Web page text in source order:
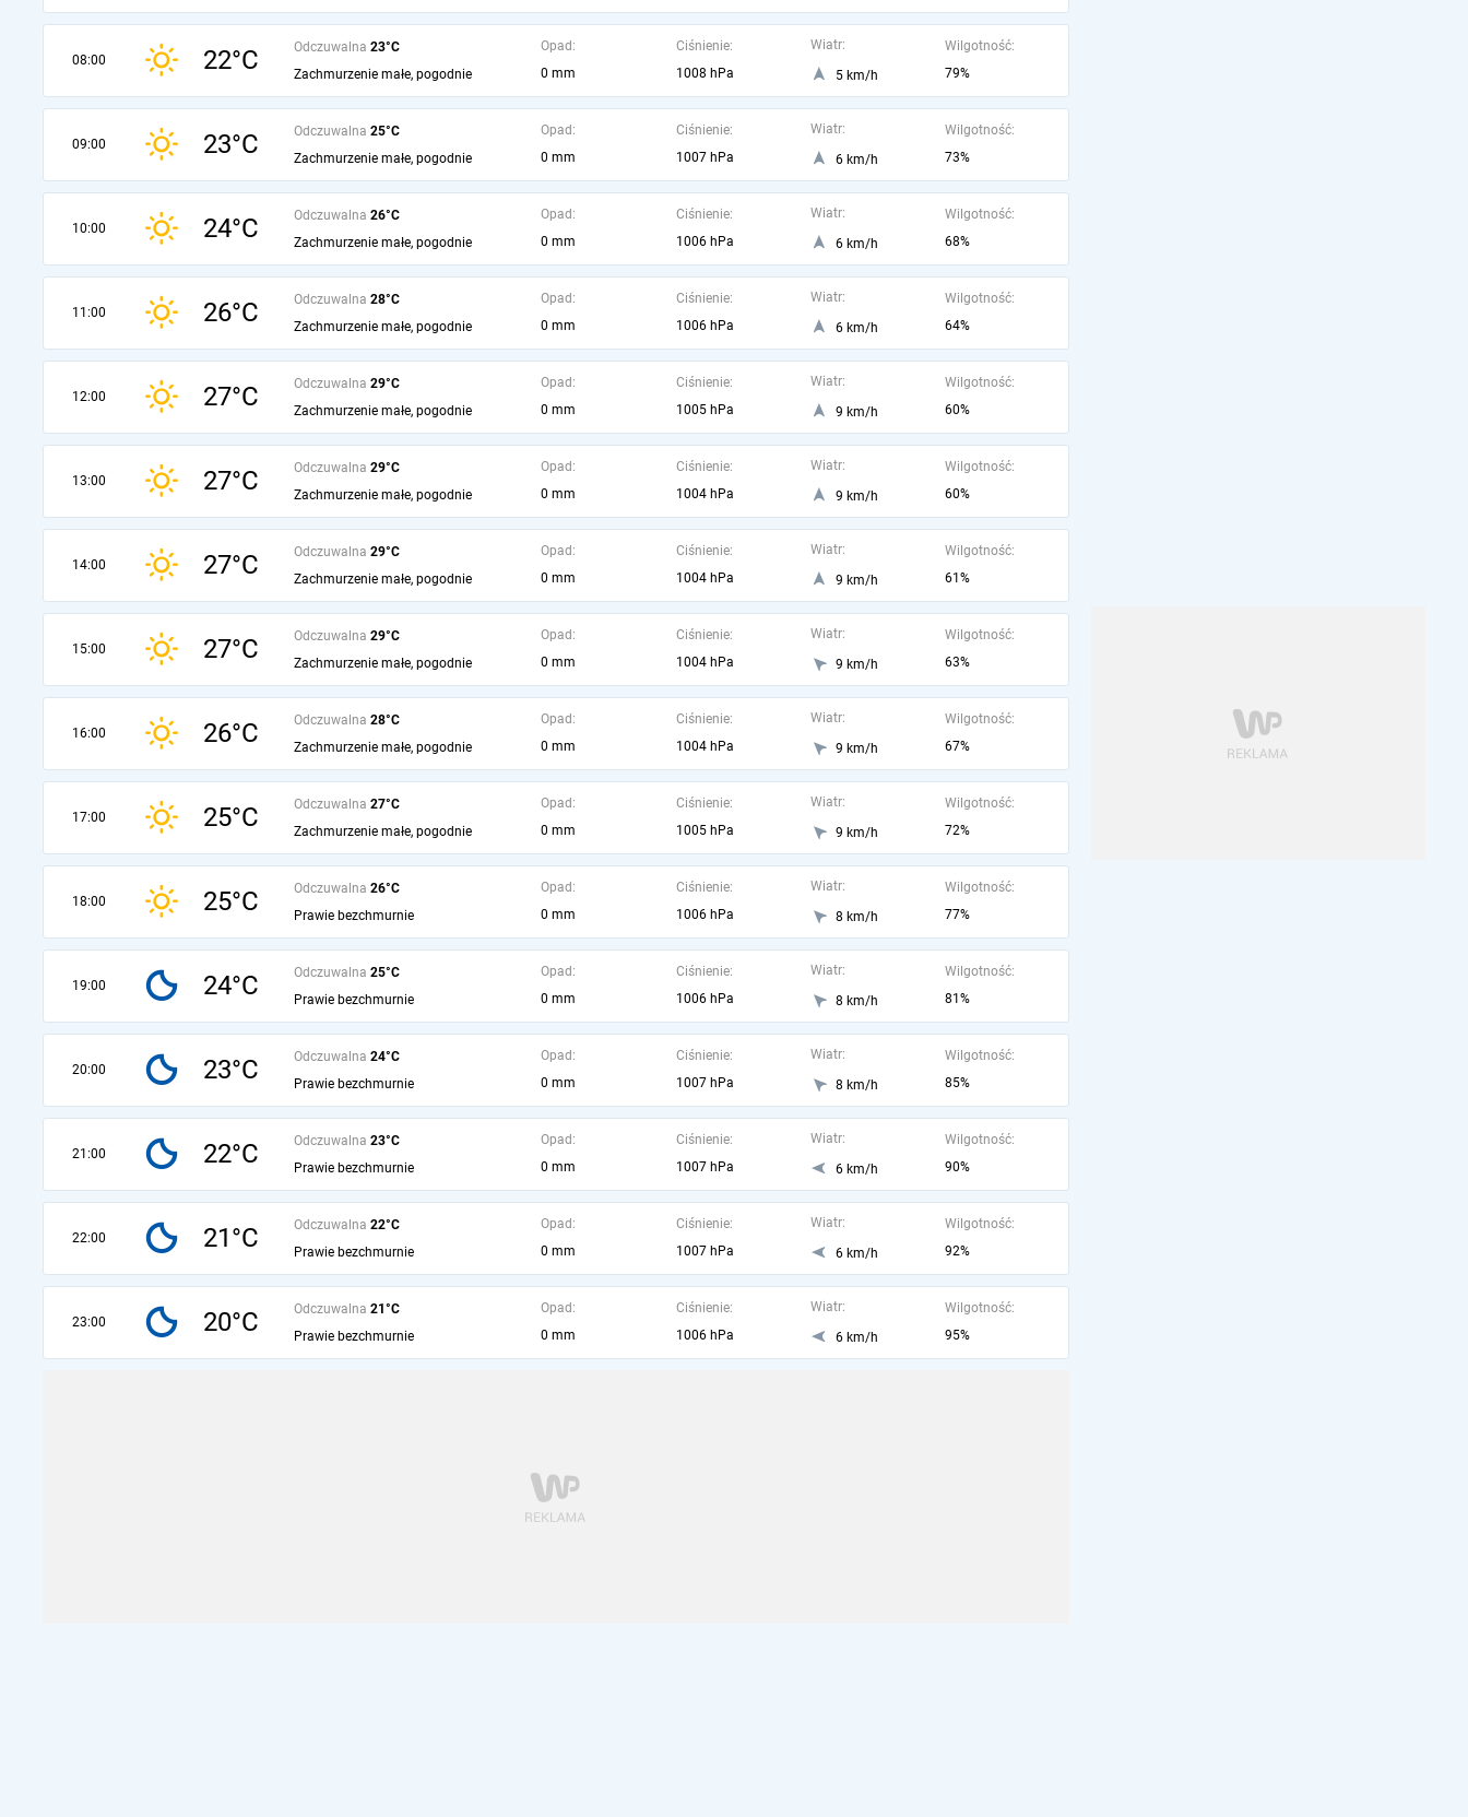
08:00 22°C Odczuwalna 23°C
Zachmurzenie małe, pogodnie
Opad:
0 mm
Ciśnienie:
1008 hPa
Wiatr:
5 km/h
Wilgotność:
79%
09:00 23°C Odczuwalna 25°C
Zachmurzenie małe, pogodnie
Opad:
0 mm
Ciśnienie:
1007 hPa
Wiatr:
6 km/h
Wilgotność:
73%
10:00 24°C Odczuwalna 26°C
Zachmurzenie małe, pogodnie
Opad:
0 mm
Ciśnienie:
1006 hPa
Wiatr:
6 km/h
Wilgotność:
68%
11:00 26°C Odczuwalna 28°C
Zachmurzenie małe, pogodnie
Opad:
0 mm
Ciśnienie:
1006 hPa
Wiatr:
6 km/h
Wilgotność:
64%
12:00 27°C Odczuwalna 29°C
Zachmurzenie małe, pogodnie
Opad:
0 mm
Ciśnienie:
1005 hPa
Wiatr:
9 km/h
Wilgotność:
60%
13:00 27°C Odczuwalna 29°C
Zachmurzenie małe, pogodnie
Opad:
0 mm
Ciśnienie:
1004 hPa
Wiatr:
9 km/h
Wilgotność:
60%
14:00 27°C Odczuwalna 29°C
Zachmurzenie małe, pogodnie
Opad:
0 mm
Ciśnienie:
1004 hPa
Wiatr:
9 km/h
Wilgotność:
61%
15:00 27°C Odczuwalna 29°C
Zachmurzenie małe, pogodnie
Opad:
0 mm
Ciśnienie:
1004 hPa
Wiatr:
9 km/h
Wilgotność:
63%
16:00 26°C Odczuwalna 28°C
Zachmurzenie małe, pogodnie
Opad:
0 mm
Ciśnienie:
1004 hPa
Wiatr:
9 km/h
Wilgotność:
67%
17:00 25°C Odczuwalna 27°C
Zachmurzenie małe, pogodnie
Opad:
0 mm
Ciśnienie:
1005 hPa
Wiatr:
9 km/h
Wilgotność:
72%
18:00 25°C Odczuwalna 26°C
Prawie bezchmurnie
Opad:
0 mm
Ciśnienie:
1006 hPa
Wiatr:
8 km/h
Wilgotność:
77%
19:00 24°C Odczuwalna 25°C
Prawie bezchmurnie
Opad:
0 mm
Ciśnienie:
1006 hPa
Wiatr:
8 km/h
Wilgotność:
81%
20:00 23°C Odczuwalna 24°C
Prawie bezchmurnie
Opad:
0 mm
Ciśnienie:
1007 hPa
Wiatr:
8 km/h
Wilgotność:
85%
21:00 22°C Odczuwalna 23°C
Prawie bezchmurnie
Opad:
0 mm
Ciśnienie:
1007 hPa
Wiatr:
6 km/h
Wilgotność:
90%
22:00 21°C Odczuwalna 22°C
Prawie bezchmurnie
Opad:
0 mm
Ciśnienie:
1007 hPa
Wiatr:
6 km/h
Wilgotność:
92%
23:00 20°C Odczuwalna 21°C
Prawie bezchmurnie
Opad:
0 mm
Ciśnienie:
1006 hPa
Wiatr:
6 km/h
Wilgotność:
95%